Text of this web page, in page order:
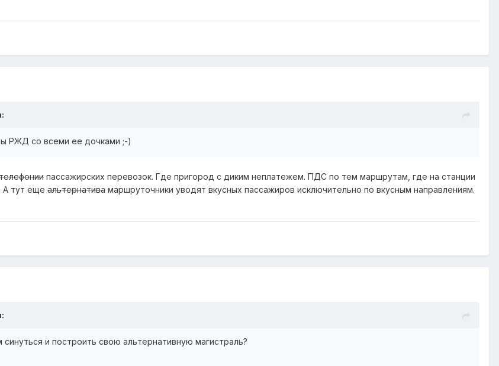
РЖД со всеми ее дочками ;-)
пассажирских перевозок. Где пригород с диким неплатежем. ПДС по тем маршрутам, где на станции
А тут еще альтернатива маршруточники уводят вкусных пассажиров исключительно по вкусным направлениям.
и построить свою альтернативную магистраль?